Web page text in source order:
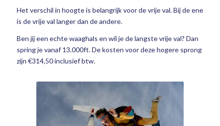
Het verschil in hoogte is belangrijk voor de vrije val. Bij de ene
is de vrije val langer dan de andere.
Ben jij een echte waaghals en wil je de langste vrije val? Dan
spring je vanaf 13.000ft. De kosten voor deze hogere sprong
zijn €314,50 inclusief btw.